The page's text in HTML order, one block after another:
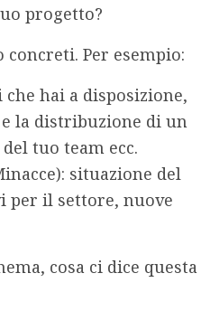
progetto?
Per esempio:
che hai a disposizione,
la distribuzione di un
tuo team ecc.
situazione del
per il settore, nuove
, cosa ci dice questa